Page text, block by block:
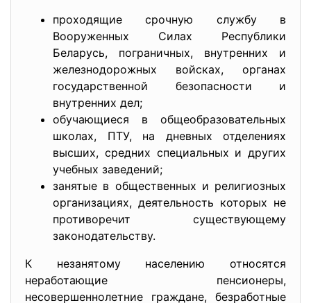
проходящие срочную службу в
Вооруженных Силах Республики
Беларусь, пограничных, внутренних и
железнодорожных войсках, органах
государственной безопасности и
внутренних дел;
обучающиеся в общеобразовательных
школах, ПТУ, на дневных отделениях
высших, средних специальных и других
учебных заведений;
занятые в общественных и религиозных
организациях, деятельность которых не
противоречит существующему
законодательству.
К незанятому населению относятся
неработающие пенсионеры,
несовершеннолетние граждане, безработные